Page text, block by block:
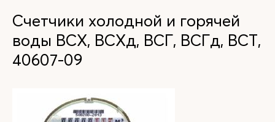
Счетчики холодной и горячей
воды ВСХ, ВСХд, ВСГ, ВСГд, ВСТ,
40607-09